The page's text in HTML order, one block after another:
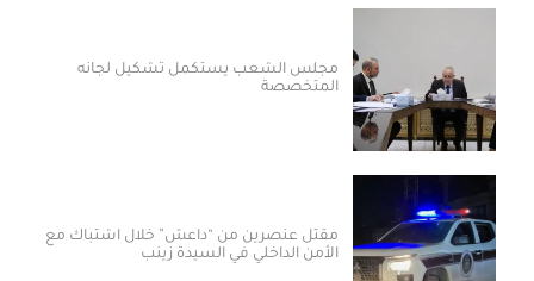
مجلس الشعب يستكمل تشكيل لجانه
المتخصصة
مقتل عنصرين من “داعش” خلال اشتباك مع
الأمن الداخلي في السيدة زينب